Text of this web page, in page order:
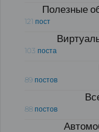
Полезные
121 пост
103 поста
89 постов
88 постов